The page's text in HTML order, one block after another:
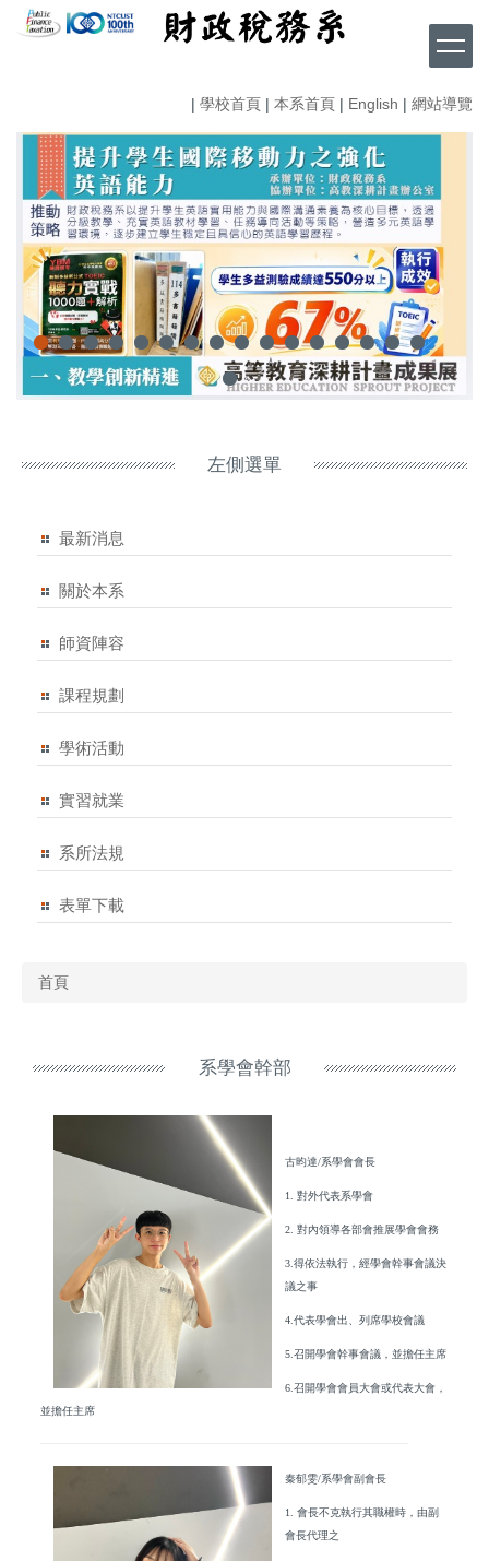
到
容
| 學校首頁 | 本系首頁 | English | 網站導覽
左側選單
最新消息
關於本系
師資陣容
課程規劃
學術活動
實習就業
系所法規
表單下載
首頁
系學會幹部
古昀達/系學會會長
1. 對外代表系學會
2. 對內領導各部會推展學會會務
3.得依法執行，經學會幹事會議決
議之事
4.代表學會出、列席學校會議
5.召開學會幹事會議，並擔任主席
6.召開學會會員大會或代表大會，
並擔任主席
秦郁雯/系學會副會長
1. 會長不克執行其職權時，由副
會長代理之